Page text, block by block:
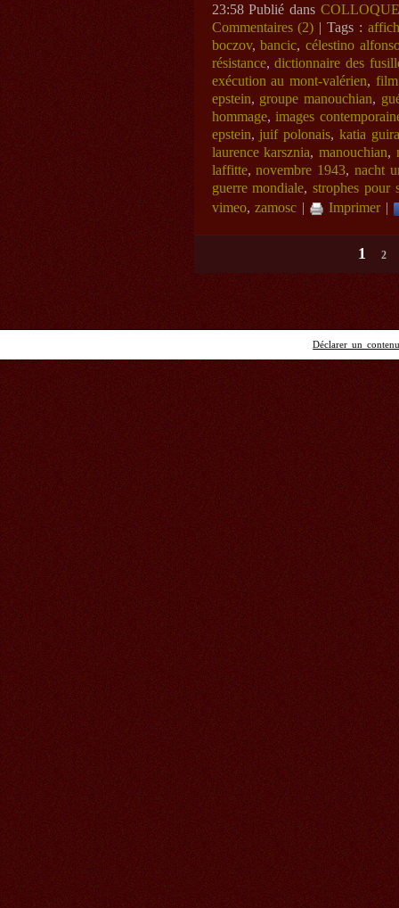
23:58 Publié dans
Commentaires (2) | Tags :
boczov,bancic,célestino
résistance,dictionnaire des
exécution au mont-valérien,
epstein, groupe manouchian,
hommage,images
epstein, juif polonais,katia
laurence karsznia,manouchian,
laffitte,novembre 1943,nacht
guerre mondiale,strophes pour
vimeo,zamosc | Imprimer|
1 2
Déclarer un